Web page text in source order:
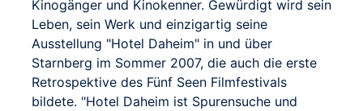
Kinogänger und Kinokenner. Gewürdigt wird sein
Leben, sein Werk und einzigartig seine
Ausstellung "Hotel Daheim" in und über
Starnberg im Sommer 2007, die auch die erste
Retrospektive des Fünf Seen Filmfestivals
bildete. "Hotel Daheim ist Spurensuche und